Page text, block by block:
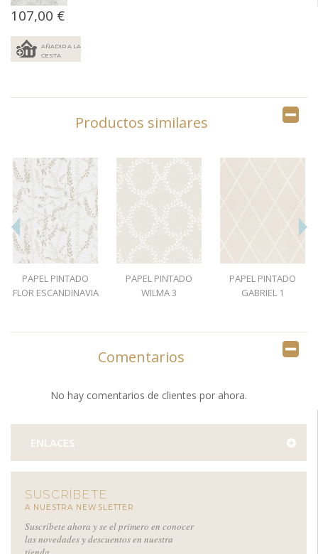
107,00 €
AÑADIR A LA
CESTA
Productos similares
PAPEL PINTADO
FLOR ESCANDINAVIA
PAPEL PINTADO
WILMA 3
PAPEL PINTADO
GABRIEL 1
Comentarios
No hay comentarios de clientes por ahora.
ENLACES
SUSCRÍBETE
A NUESTRA NEWSLETTER
Suscríbete ahora y se el primero en conocer
las novedades y descuentos en nuestra